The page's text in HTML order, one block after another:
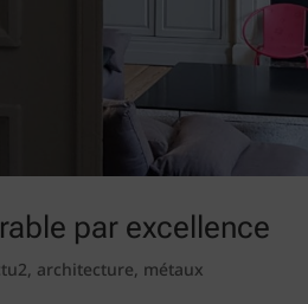
par excellence
, architecture, métaux